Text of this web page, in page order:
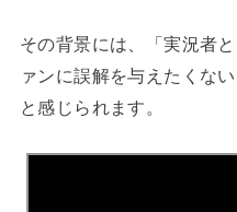
その背景には、「実況者
ァンに誤解を与えたくな
と感じられます。